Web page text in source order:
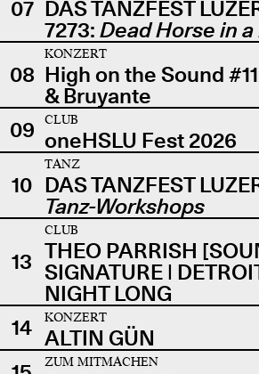
07 DAS TANZFEST
7273: Dead Horse in
08
KONZERT
High on the Sound
& Bruyante
09
CLUB
oneHSLU Fest 2026
10
TANZ
DAS TANZFEST
Tanz-Workshops
13
CLUB
THEO PARRISH
SIGNATURE |
NIGHT LONG
14
KONZERT
ALTIN GÜN
ZUM MITMACHEN